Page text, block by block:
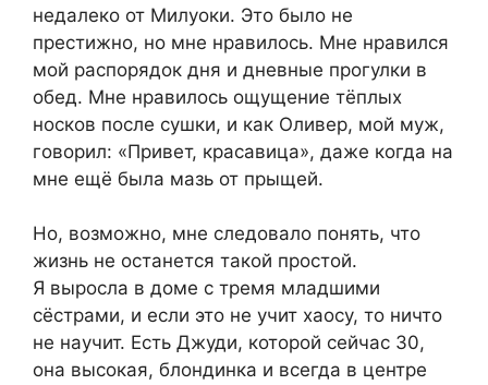
недалеко от Милуоки. Это было не
престижно, но мне нравилось. Мне нравился
мой распорядок дня и дневные прогулки в
обед. Мне нравилось ощущение тёплых
носков после сушки, и как Оливер, мой муж,
говорил: «Привет, красавица», даже когда на
мне ещё была мазь от прыщей.
Но, возможно, мне следовало понять, что
жизнь не останется такой простой.
Я выросла в доме с тремя младшими
сёстрами, и если это не учит хаосу, то ничто
не научит. Есть Джуди, которой сейчас 30,
она высокая, блондинка и всегда в центре